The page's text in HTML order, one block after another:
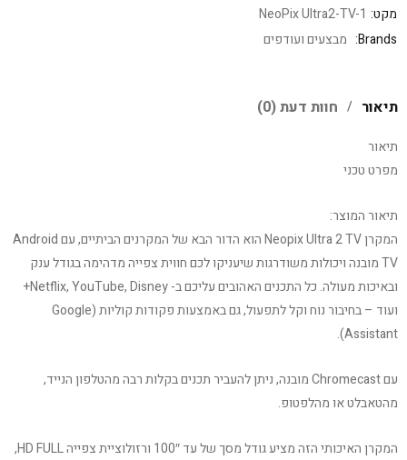
מקט: NeoPix Ultra2-TV-1
Brands:
מבצעים ועודפים
תיאור חוות דעת (0)
תיאור
מפרט טכני
תיאור המוצר:
המקרן Neopix Ultra 2 TV הוא הדור הבא של המקרנים הביתיים, עם Android
TV מובנה ויכולות משודרגות שיעניקו לכם חווית צפייה מדהימה בגודל ענק
ובאיכות מעולה. כל התכנים האהובים עליכם ב- Netflix, YouTube, Disney+
ועוד – בחיבור נוח וקל לתפעול, גם באמצעות פקודות קוליות (Google
Assistant).
עם Chromecast מובנה, ניתן להעביר תכנים בקלות רבה מהטלפון הנייד,
מהטאבלט או מהלפטופ.
המקרן האיכותי הזה מציע גודל מסך של עד 100″ ורזולוציית צפייה HD FULL,